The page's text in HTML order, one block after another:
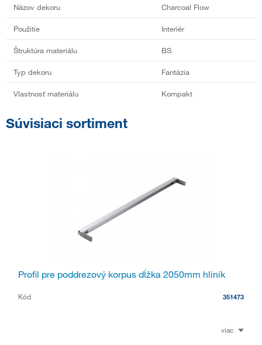
Názov dekoru Charcoal Flow
Použitie Interiér
Štruktúra materiálu BS
Typ dekoru Fantázia
Vlastnosť materiálu Kompakt
Súvisiaci sortiment
Profil pre poddrezový korpus dĺžka 2050mm hliník
Kód 351473
viac